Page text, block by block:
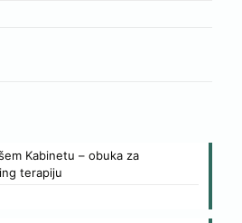
Kabinetu – obuka za
terapiju